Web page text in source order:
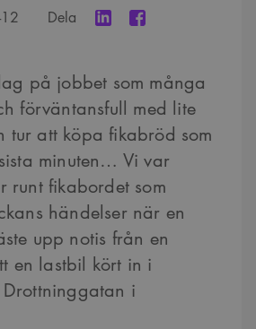
Dela
på jobbet som många
förväntansfull med lite
tur att köpa fikabröd som
minuten… Vi var
runt fikabordet som
händelser när en
upp notis från en
en lastbil kört in i
i